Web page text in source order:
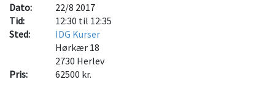
Dato:
22/8 2017
Tid:
12:30 til 12:35
Sted:
IDG Kurser
Hørkær 18
2730 Herlev
Pris:
62500 kr.